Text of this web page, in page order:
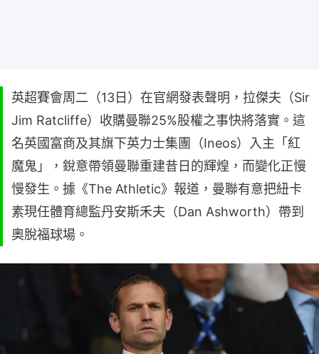
英超賽會周二（13日）在官網發表聲明，拉傑夫（Sir
Jim Ratcliffe）收購曼聯25%股權之事快將落實。這
名英國富商及其旗下英力士集團（Ineos）入主「紅
魔鬼」，銳意帶領曼聯重建昔日的輝煌，而變化正慢
慢發生。據《The Athletic》報道，曼聯有意把紐卡
素現任體育總監丹安斯禾夫（Dan Ashworth）帶到
奧脫福球場。